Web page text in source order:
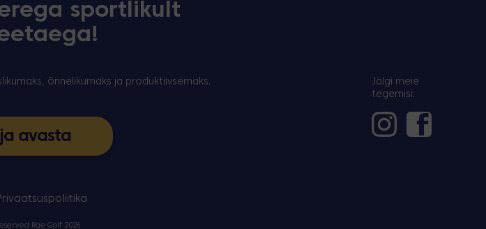
sportlikult
õnnelikumaks ja produktiivsemaks.
ja avasta
Jälgi meie
tegemisi:
Rae Golf 2026